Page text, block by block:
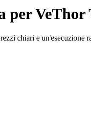
VeThor
chiari e